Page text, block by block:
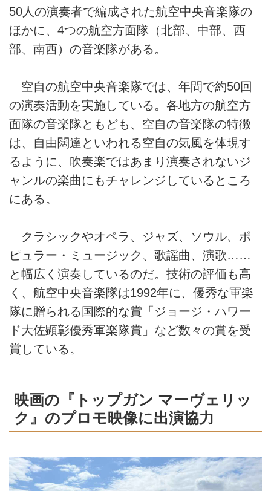
50人の演奏者で編成された航空中央音楽隊の
ほかに、4つの航空方面隊（北部、中部、西
部、南西）の音楽隊がある。
空自の航空中央音楽隊では、年間で約50回
の演奏活動を実施している。各地方の航空方
面隊の音楽隊ともども、空自の音楽隊の特徴
は、自由闊達といわれる空自の気風を体現す
るように、吹奏楽ではあまり演奏されないジ
ャンルの楽曲にもチャレンジしているところ
にある。
クラシックやオペラ、ジャズ、ソウル、ポ
ピュラー・ミュージック、歌謡曲、演歌……
と幅広く演奏しているのだ。技術の評価も高
く、航空中央音楽隊は1992年に、優秀な軍楽
隊に贈られる国際的な賞「ジョージ・ハワー
ド大佐顕彰優秀軍楽隊賞」など数々の賞を受
賞している。
映画の『トップガン マーヴェリッ
ク』のプロモ映像に出演協力